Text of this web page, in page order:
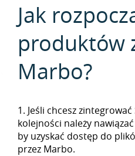
Jak
produktów
Marbo?
1. Jeśli chcesz
kolejności należy
by uzyskać dostęp do
przez Marbo.